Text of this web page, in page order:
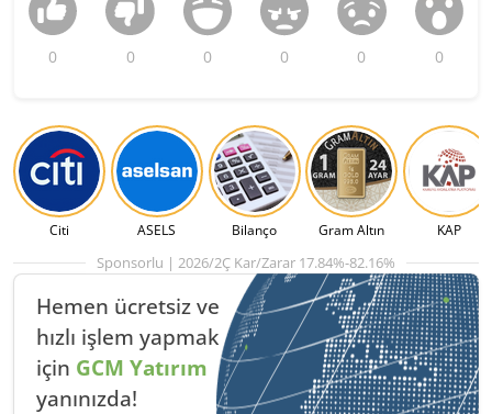
0 0 0 0 0 0
Citi ASELS Bilanço Gram Altın KAP
Sponsorlu | 2026/2Ç Kar/Zarar 17.84%-82.16%
Hemen ücretsiz ve
hızlı işlem yapmak
için GCM Yatırım
yanınızda!